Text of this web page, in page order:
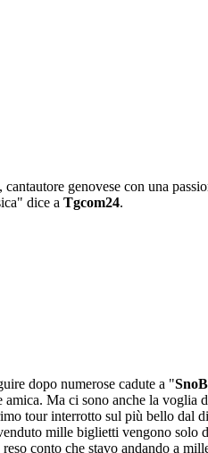
, cantautore genovese con una
dice a Tgcom24.
dopo numerose cadute a "SnoB
Ma ci sono anche la voglia
tour interrotto sul più bello dal
mille biglietti vengono solo
conto che stavo andando a